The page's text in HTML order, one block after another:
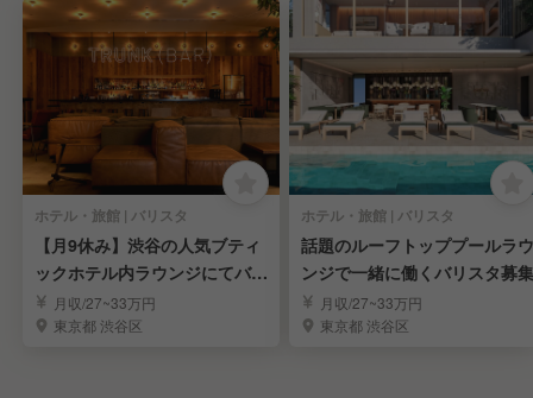
ホテル・旅館 | バリスタ
【月9休み】渋谷の人気ブティ
ックホテル内ラウンジにてバリ
スタを募集
月収/27~33万円
東京都 渋谷区
ホテル・旅館 | バリスタ
話題のルーフトッププールラウ
ンジで一緒に働くバリスタ募集
月収/27~33万円
東京都 渋谷区